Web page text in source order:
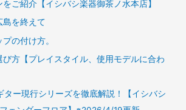
ご紹介【イシバシ楽器御茶ノ水本店】
を終えて
の付け方。
び方【プレイスタイル、使用モデルに合わ
ター現行シリーズを徹底解説！【イシバシ